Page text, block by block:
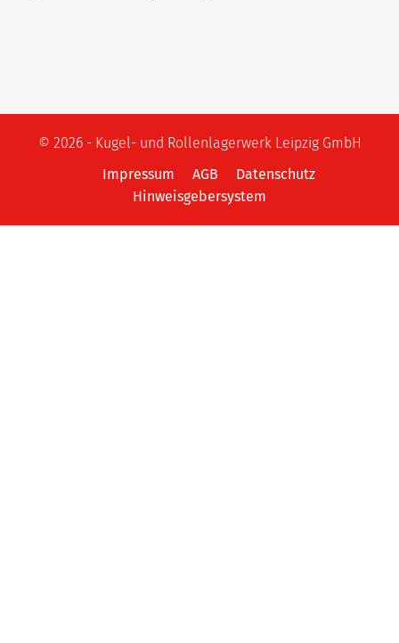
© 2026 - Kugel- und Rollenlagerwerk Leipzig GmbH
Impressum
AGB
Datenschutz
Hinweisgebersystem